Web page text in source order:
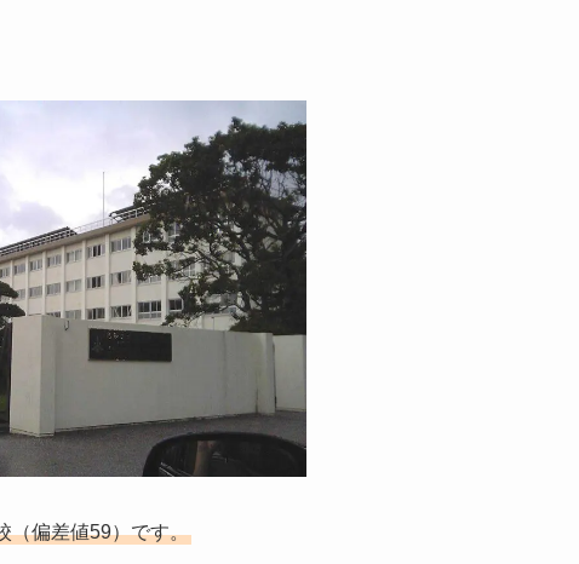
（偏差値59）です。